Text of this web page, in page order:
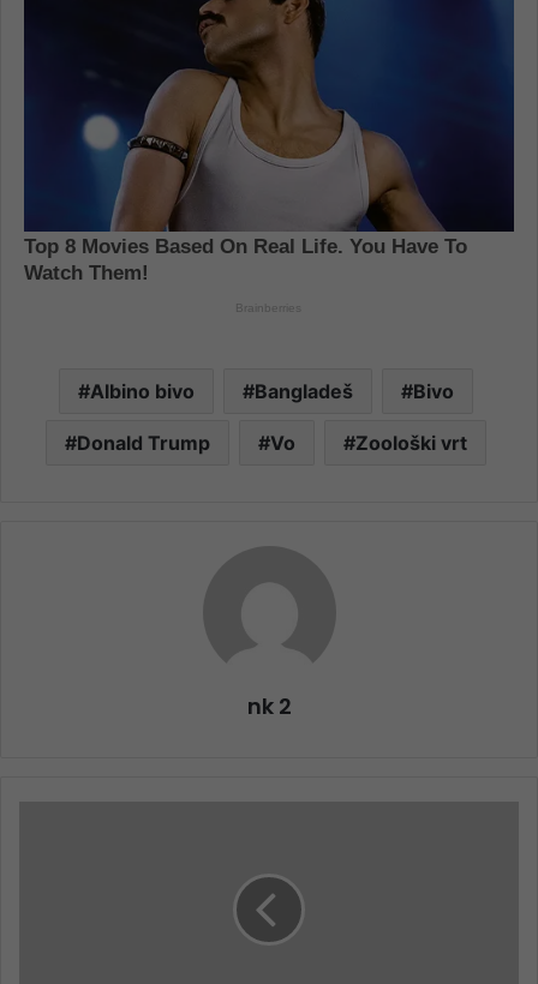
Albino bivo Bangladeš Bivo
Donald Trump Vo Zoološki vrt
nk 2